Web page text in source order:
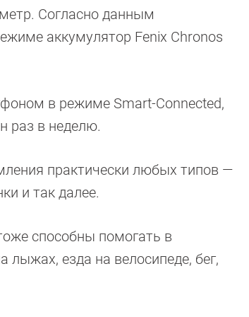
Согласно данным
аккумулятор Fenix Chronos
в режиме Smart-Connected,
раз в неделю.
практически любых типов —
и так далее.
способны помогать в
езда на велосипеде, бег,